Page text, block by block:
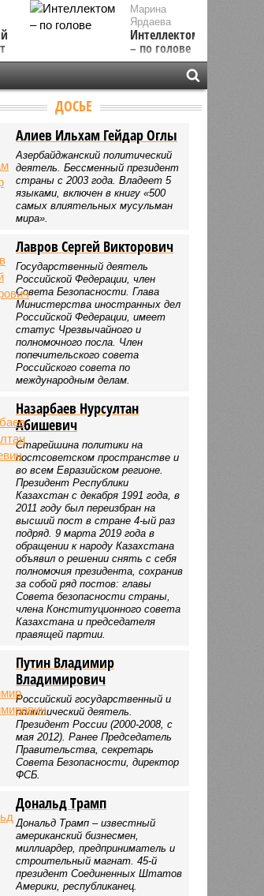
Марина
Ярдаева
Интеллектом
– по голове
ДОСЬЕ
Алиев Ильхам Гейдар Оглы
Азербайджанский политический
деятель. Бессменный президент
страны с 2003 года. Владеет 5
языками, включен в книгу «500
самых влиятельных мусульман
мира».
Лавров Сергей Викторович
Государственный деятель
Российской Федерации, член
Совета Безопасности. Глава
Министерства иностранных дел
Российской Федерации, имеет
статус Чрезвычайного и
полномочного посла. Член
попечительского совета
Российского совета по
международным делам.
Назарбаев Нурсултан
Абишевич
Старейшина политики на
постсоветском пространстве и
во всем Евразийском регионе.
Президент Республики
Казахстан с декабря 1991 года, в
2011 году был переизбран на
высший пост в стране 4-ый раз
подряд. 9 марта 2019 года в
обращении к народу Казахстана
объявил о решении снять с себя
полномочия президента, сохранив
за собой ряд постов: главы
Совета безопасности страны,
члена Конституционного совета
Казахстана и председателя
правящей партии.
Путин Владимир
Владимирович
Российский государственный и
политический деятель.
Президент России (2000-2008, с
мая 2012). Ранее Председатель
Правительства, секретарь
Совета Безопасности, директор
ФСБ.
Дональд Трамп
Дональд Трамп – известный
американский бизнесмен,
миллиардер, предприниматель и
строительный магнат. 45-й
президент Соединенных Штатов
Америки, республиканец.